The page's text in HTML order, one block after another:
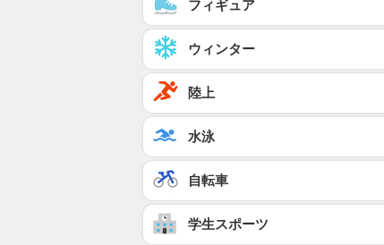
フィギュア
ウィンター
陸上
水泳
自転車
学生スポーツ